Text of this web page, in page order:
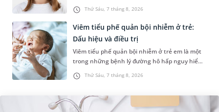
Thứ Sáu, 7 tháng 8, 2026
sự cân đối của khuôn mặt. Do đó, cần khắc
phục sớm tình trạng này để...
Thứ Sáu, 7 tháng 8, 2026
Viêm tiểu phế quản bội nhiễm ở trẻ:
Dấu hiệu và điều trị
Viêm tiểu phế quản bội nhiễm ở trẻ em là một
trong những bệnh lý đường hô hấp nguy hiểm,
thường bùng phát vào thời điểm giao mùa. Khi
những tổn thương ban đầ...